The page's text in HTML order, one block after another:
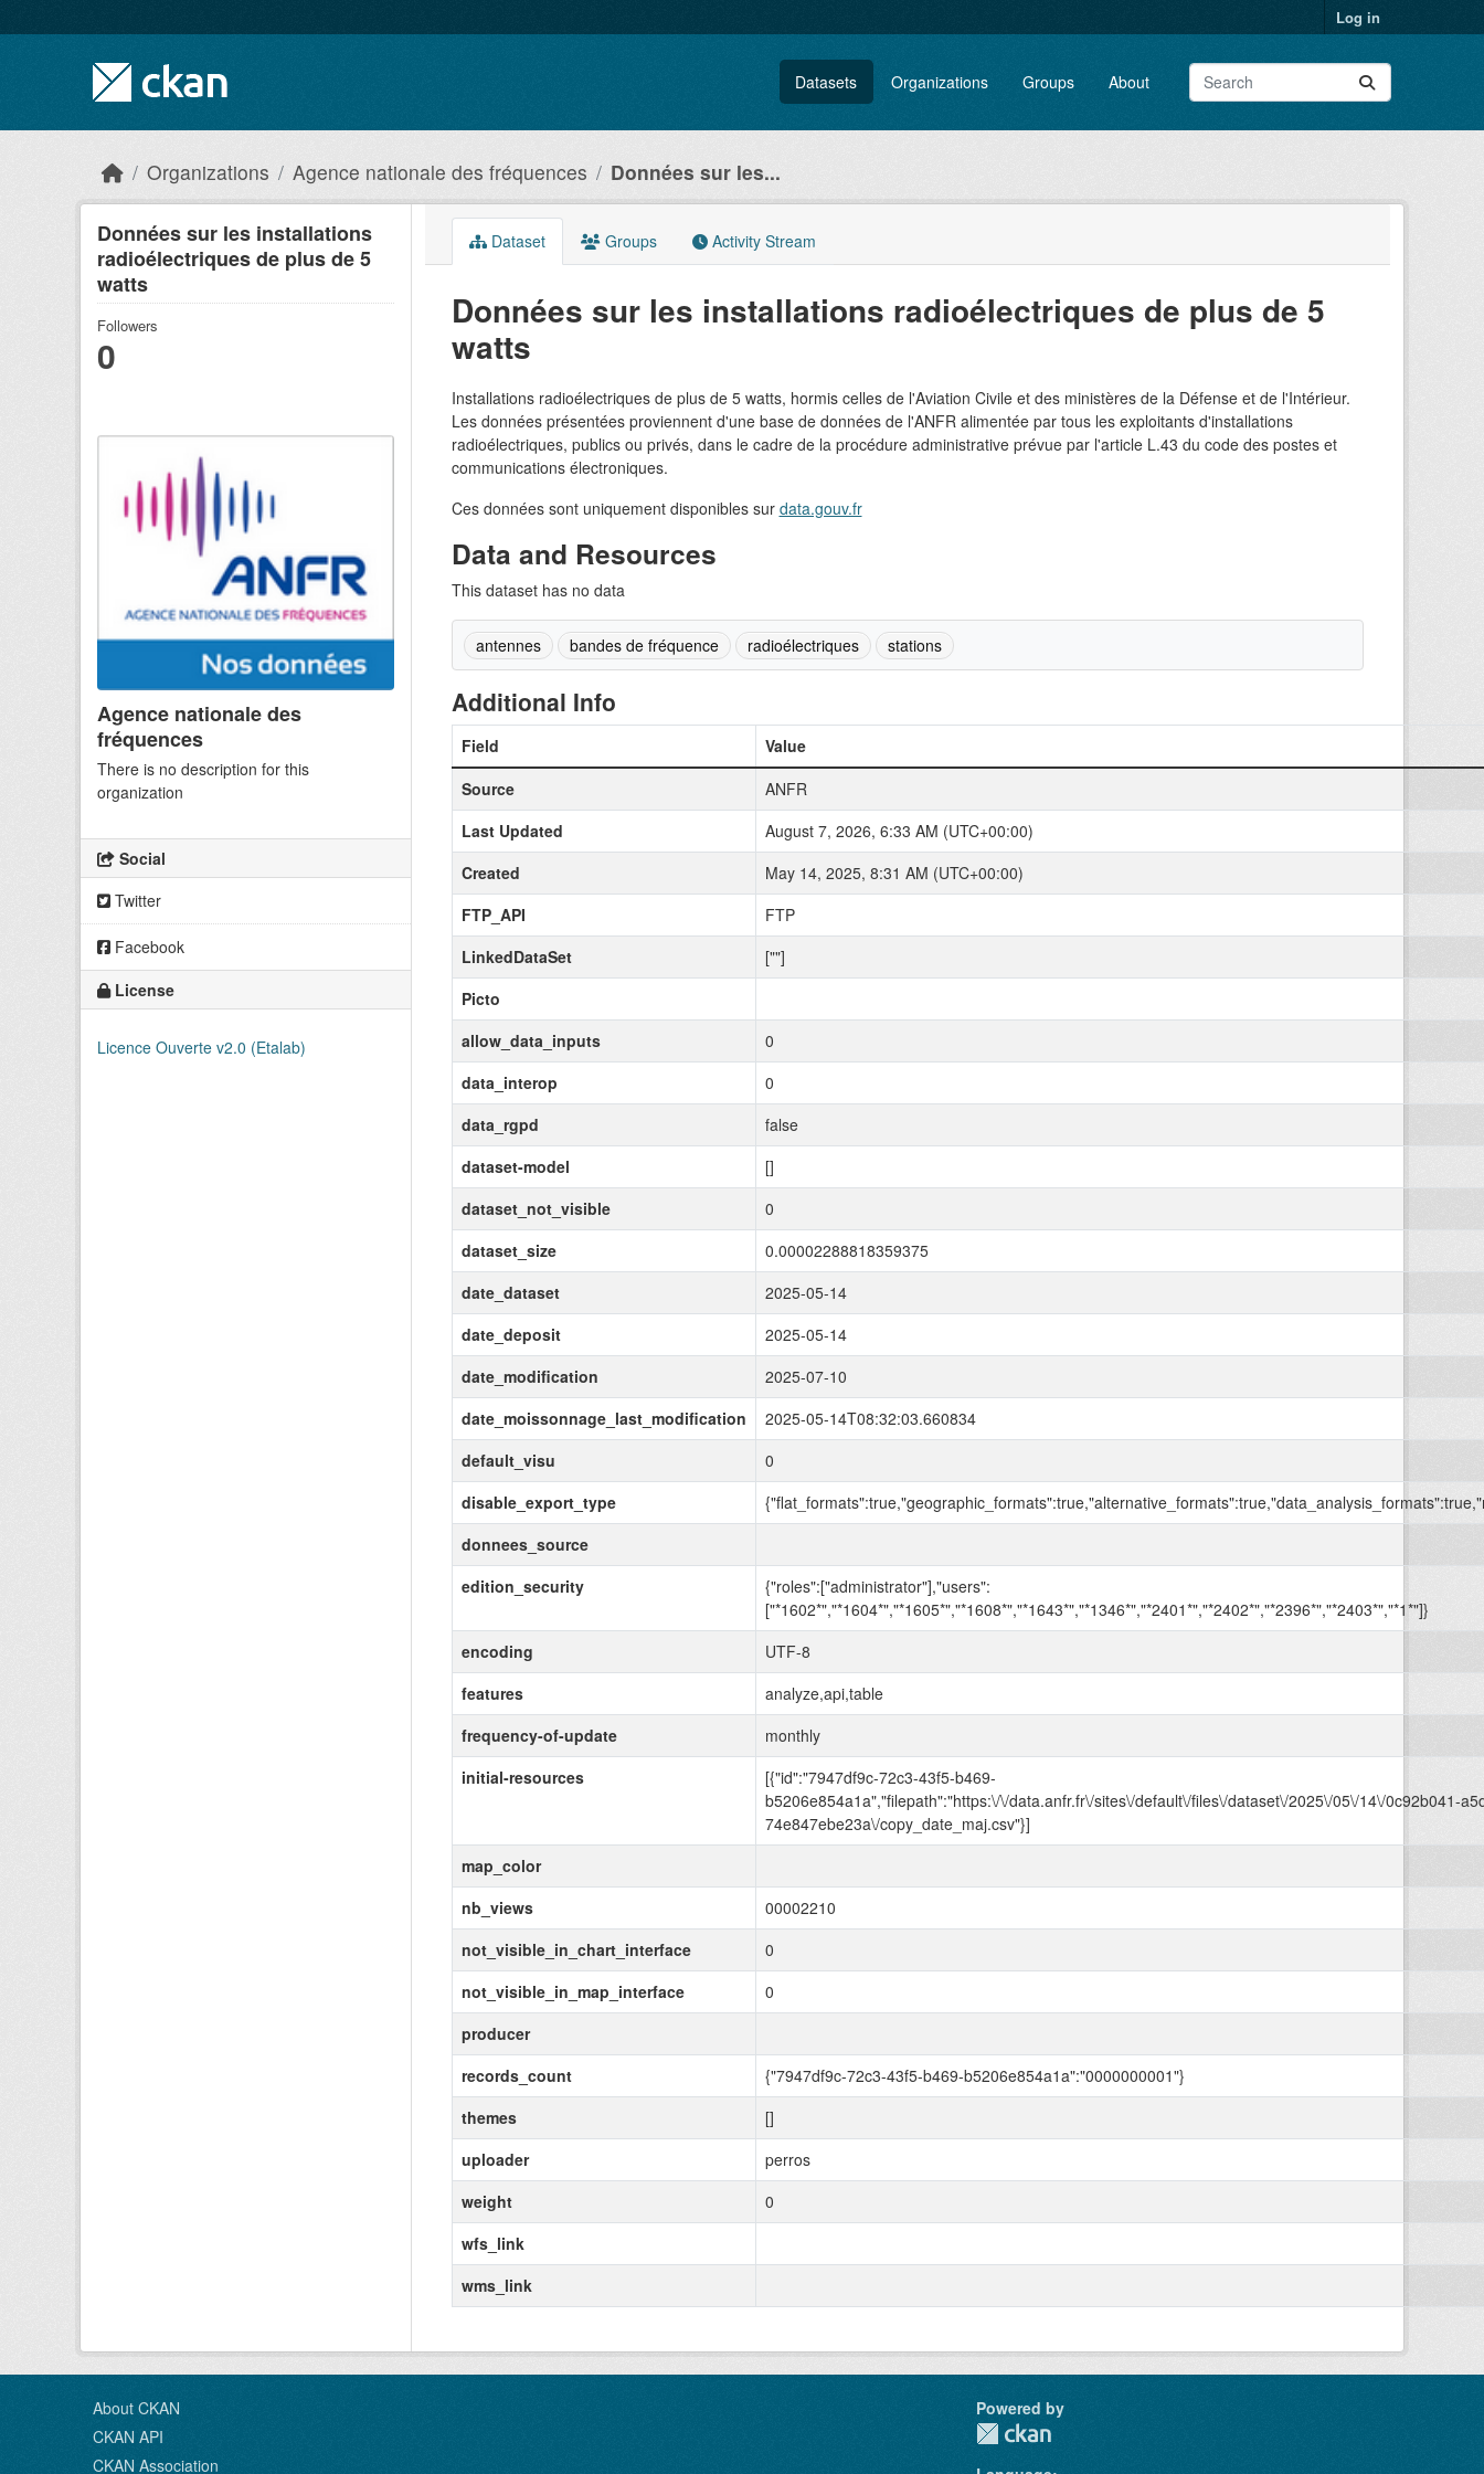
Log in
Datasets Organizations Groups About
Organizations Agence nationale des fréquences Données sur les...
Données sur les installations
radioélectriques de plus de 5
watts
Followers
0
Agence nationale des
fréquences
There is no description for this
organization
Social
Twitter
Facebook
License
Licence Ouverte v2.0 (Etalab)
Dataset Groups Activity Stream
Données sur les installations radioélectriques de plus de 5
watts
Installations radioélectriques de plus de 5 watts, hormis celles de l'Aviation Civile et des ministères de la Défense et de l'Intérieur.
Les données présentées proviennent d'une base de données de l'ANFR alimentée par tous les exploitants d'installations
radioélectriques, publics ou privés, dans le cadre de la procédure administrative prévue par l'article L.43 du code des postes et
communications électroniques.
Ces données sont uniquement disponibles sur data.gouv.fr
Data and Resources
This dataset has no data
antennes bandes de fréquence radioélectriques stations
Additional Info
Field
Value
Source
ANFR
Last Updated
August 7, 2026, 6:33 AM (UTC+00:00)
Created
May 14, 2025, 8:31 AM (UTC+00:00)
FTP_API
FTP
LinkedDataSet
[""]
Picto
allow_data_inputs
0
data_interop
0
data_rgpd
false
dataset-model
[]
dataset_not_visible
0
dataset_size
0.00002288818359375
date_dataset
2025-05-14
date_deposit
2025-05-14
date_modification
2025-07-10
date_moissonnage_last_modification
2025-05-14T08:32:03.660834
default_visu
0
disable_export_type
donnees_source
edition_security
{"roles":["administrator"],"users":
["*1602*","*1604*","*1605*","*1608*","*1643*","*1346*","*2401*","*2402*","*2396*","*2403*","*1*"]}
encoding
UTF-8
features
analyze,api,table
frequency-of-update
monthly
initial-resources
[{"id":"7947df9c-72c3-43f5-b469-
b5206e854a1a","filepath":"https:\/\/data.anfr.fr\/sites\/default\/files\/dataset\/2025\/05\/14\/0c92b041-
74e847ebe23a\/copy_date_maj.csv"}]
map_color
nb_views
00002210
not_visible_in_chart_interface
0
not_visible_in_map_interface
0
producer
records_count
{"7947df9c-72c3-43f5-b469-b5206e854a1a":"0000000001"}
themes
[]
uploader
perros
weight
0
wfs_link
wms_link
About CKAN
CKAN API
CKAN Association
Powered by